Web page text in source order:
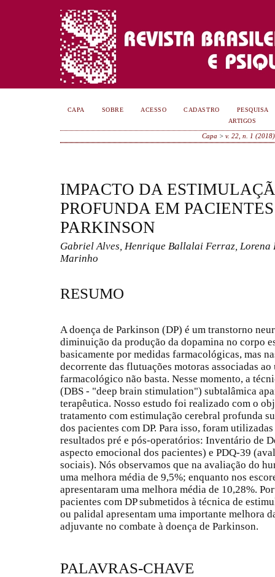
CAPA SOBRE ACESSO CADASTRO
PESQUISA
ARTIGOS
Capa > v. 22, n. 1 (2018)
IMPACTO DA
PROFUNDA EM
PARKINSON
Gabriel Alves, Henrique Ballalai Ferraz,
Marinho
RESUMO
A doença de Parkinson (DP) é um transtorno
diminuição da produção da dopamina no corpo
basicamente por medidas farmacológicas, mas
decorrente das flutuações motoras associadas
farmacológico não basta. Nesse momento, a
(DBS - "deep brain stimulation") subtalâmica
terapêutica. Nosso estudo foi realizado com o
tratamento com estimulação cerebral profunda
dos pacientes com DP. Para isso, foram
resultados pré e pós-operatórios: Inventário de
aspecto emocional dos pacientes) e PDQ-39
sociais). Nós observamos que na avaliação do
uma melhora média de 9,5%; enquanto nos
apresentaram uma melhora média de 10,28%.
pacientes com DP submetidos à técnica de
ou palidal apresentam uma importante melhora
adjuvante no combate à doença de Parkinson.
PALAVRAS-CHAVE